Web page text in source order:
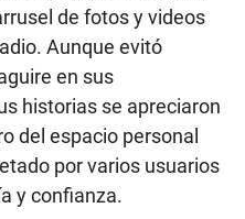
de fotos y videos
Aunque evitó
en sus
historias se apreciaron
del espacio personal
por varios usuarios
y confianza.